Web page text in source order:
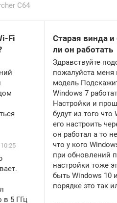
C64
Fi
в 5 ГГц
Старая винда и
ли он работать
Здравствуйте
пожалуйста меня
модель
Windows 7
Настройки и
будут из того что
его настроить
он работал а то
что у кого
при обновлений
настройки тоже
быть Windows 10
порядке это так